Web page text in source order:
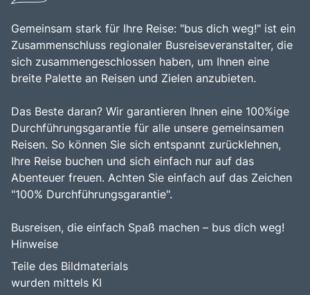
Gemeinsam stark für Ihre Reise: "bus dich weg!" ist ein
Zusammenschluss regionaler Busreiseveranstalter, die
sich zusammengeschlossen haben, um Ihnen eine
breite Palette an Reisen und Zielen anzubieten.
Das Beste daran? Wir garantieren Ihnen eine 100%ige
Durchführungsgarantie für alle unsere gemeinsamen
Reisen. So können Sie sich entspannt zurücklehnen,
Ihre Reise buchen und sich einfach nur auf das
Abenteuer freuen. Achten Sie einfach auf das Zeichen
"100% Durchführungsgarantie".
Busreisen, die einfach Spaß machen – bus dich weg!
Hinweise
Teile des Bildmaterials
wurden mittels KI